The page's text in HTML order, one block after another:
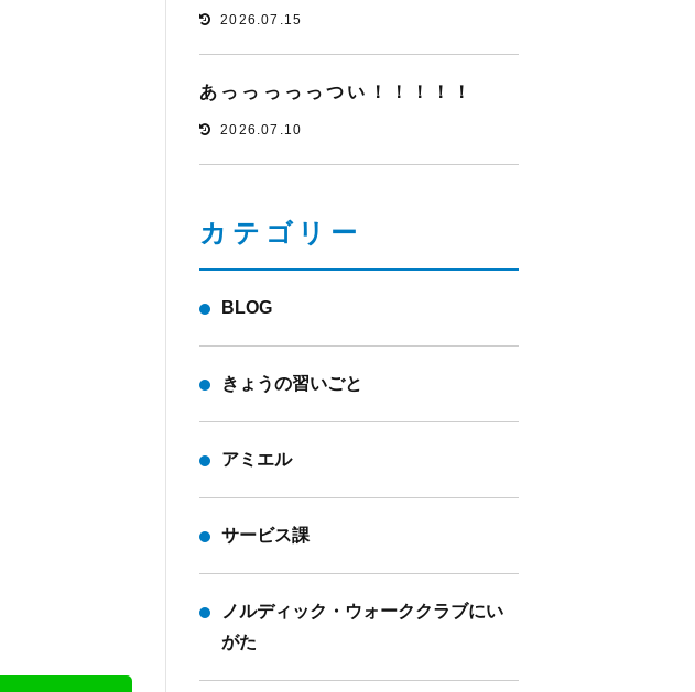
2026.07.15
あっっっっっつい！！！！！
2026.07.10
カテゴリー
BLOG
きょうの習いごと
アミエル
サービス課
ノルディック・ウォーククラブにい
がた